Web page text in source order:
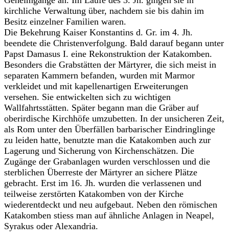
kirchliche Verwaltung über, nachdem sie bis dahin im
Besitz einzelner Familien waren.
Die Bekehrung Kaiser Konstantins d. Gr. im 4. Jh.
beendete die Christenverfolgung. Bald darauf begann unter
Papst Damasus I. eine Rekonstruktion der Katakomben.
Besonders die Grabstätten der Märtyrer, die sich meist in
separaten Kammern befanden, wurden mit Marmor
verkleidet und mit kapellenartigen Erweiterungen
versehen. Sie entwickelten sich zu wichtigen
Wallfahrtsstätten. Später begann man die Gräber auf
oberirdische Kirchhöfe umzubetten. In der unsicheren Zeit,
als Rom unter den Überfällen barbarischer Eindringlinge
zu leiden hatte, benutzte man die Katakomben auch zur
Lagerung und Sicherung von Kirchenschätzen. Die
Zugänge der Grabanlagen wurden verschlossen und die
sterblichen Überreste der Märtyrer an sichere Plätze
gebracht. Erst im 16. Jh. wurden die verlassenen und
teilweise zerstörten Katakomben von der Kirche
wiederentdeckt und neu aufgebaut. Neben den römischen
Katakomben stiess man auf ähnliche Anlagen in Neapel,
Syrakus oder Alexandria.